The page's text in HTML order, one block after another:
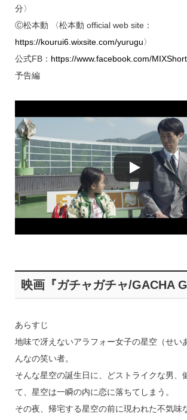
分〉
Ⓒ松本動 〈松本動 official web site：
https://kourui6.wixsite.com/yurugu〉
公式FB： https://www.facebook.com/
予告編
映画『ガチャガチャ/GACHA
あらすじ
地味で冴えないアラフォー女子の星空（せい
んなの笑い者。
そんな星空の誕生日に、どストライクな男、
て、星空は一瞬の内に恋に落ちてしまう。
その夜、帰宅する星空の前に現われた不気味